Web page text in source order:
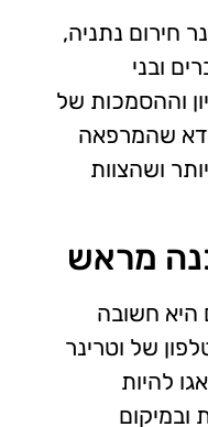
חירום נתניה,
ובני
וההסמכות של
שהמרפאה
ושהצוות
מראש
היא חשובה
של וטרינר
להיות
ובמיקום